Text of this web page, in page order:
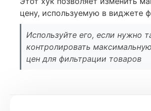
цену, используемую в виджете
Используйте его, если нужно
контролировать
цен для фильтрации товаров